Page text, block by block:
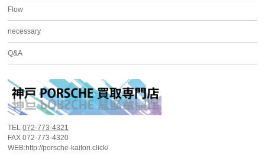
Flow
necessary
Q&A
TEL072-773-4321
FAX 072-773-4320
WEB:http://porsche-kaitori.click/